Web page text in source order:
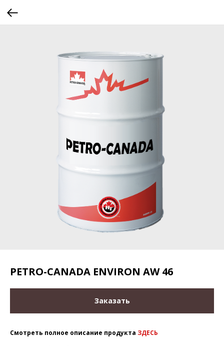
PETRO-CANADA ENVIRON AW 46
Заказать
Смотреть полное описание продукта ЗДЕСЬ